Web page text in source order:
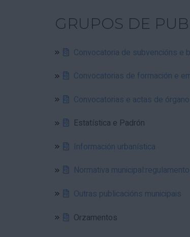
GRUPOS DE
Convocatoria de subvencións e
Convocatorias de formación e
Convocatorias e actas de
Estatística e Padrón
Información urbanística
Normativa
Outras publicacións municipais
Orzamentos